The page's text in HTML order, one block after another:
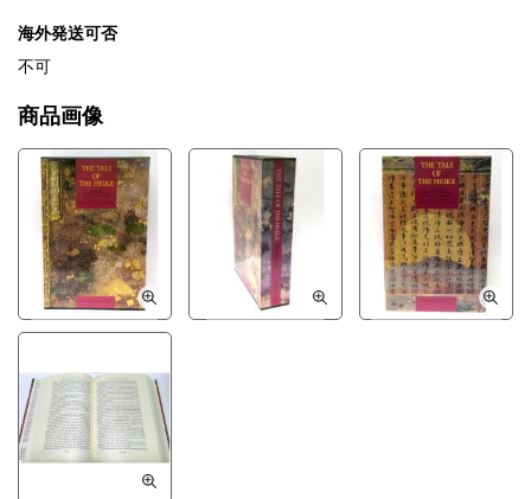
海外発送可否
不可
商品画像